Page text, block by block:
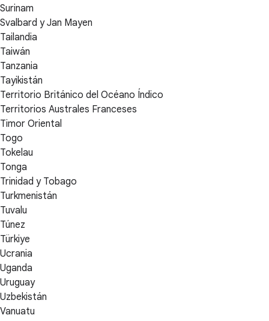
Surinam
Svalbard y Jan Mayen
Tailandia
Taiwán
Tanzania
Tayikistán
Territorio Británico del Océano Índico
Territorios Australes Franceses
Timor Oriental
Togo
Tokelau
Tonga
Trinidad y Tobago
Turkmenistán
Tuvalu
Túnez
Türkiye
Ucrania
Uganda
Uruguay
Uzbekistán
Vanuatu